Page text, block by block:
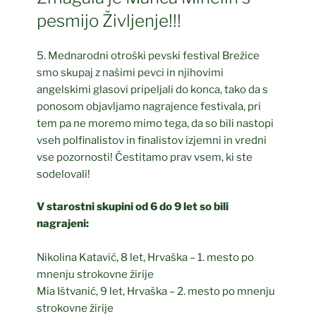
pesmijo Življenje!!!
5. Mednarodni otroški pevski festival Brežice
smo skupaj z našimi pevci in njihovimi
angelskimi glasovi pripeljali do konca, tako da s
ponosom objavljamo nagrajence festivala, pri
tem pa ne moremo mimo tega, da so bili nastopi
vseh polfinalistov in finalistov izjemni in vredni
vse pozornosti! Čestitamo prav vsem, ki ste
sodelovali!
V starostni skupini od 6 do 9 let so bili
nagrajeni:
Nikolina Katavić, 8 let, Hrvaška – 1. mesto po
mnenju strokovne žirije
Mia Ištvanić, 9 let, Hrvaška – 2. mesto po mnenju
strokovne žirije